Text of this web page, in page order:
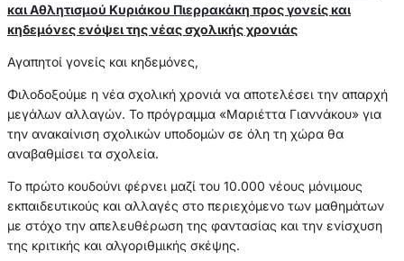
και Αθλητισμού Κυριάκου Πιερρακάκη προς γονείς και
κηδεμόνες ενόψει της νέας σχολικής χρονιάς
Αγαπητοί γονείς και κηδεμόνες,
Φιλοδοξούμε η νέα σχολική χρονιά να αποτελέσει την απαρχή
μεγάλων αλλαγών. Το πρόγραμμα «Μαριέττα Γιαννάκου» για
την ανακαίνιση σχολικών υποδομών σε όλη τη χώρα θα
αναβαθμίσει τα σχολεία.
Το πρώτο κουδούνι φέρνει μαζί του 10.000 νέους μόνιμους
εκπαιδευτικούς και αλλαγές στο περιεχόμενο των μαθημάτων
με στόχο την απελευθέρωση της φαντασίας και την ενίσχυση
της κριτικής και αλγοριθμικής σκέψης.